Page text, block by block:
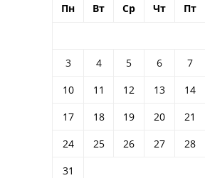
Пн Вт Ср Чт Пт
3
4 5 6 7
10
11 12 13 14
17
18 19 20 21
24
25 26 27 28
31